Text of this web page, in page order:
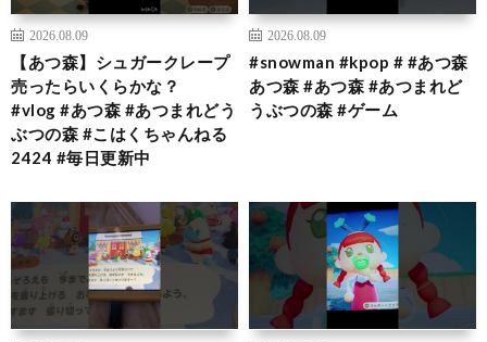
2026.08.09
【あつ森】シュガークレープ
売ったらいくらかな？
#vlog #あつ森 #あつまれどう
ぶつの森 #こはくちゃんねる
2424 #毎日更新中
2026.08.09
#snowman #kpop # #あつ森
あつ森 #あつ森 #あつまれど
うぶつの森 #ゲーム